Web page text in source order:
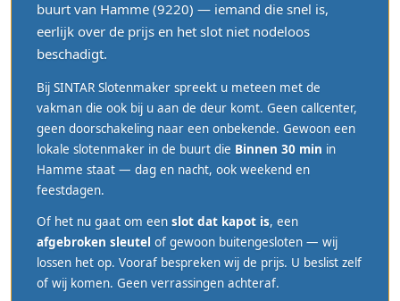
buurt van Hamme (9220) — iemand die snel is,
eerlijk over de prijs en het slot niet nodeloos
beschadigt.
Bij SINTAR Slotenmaker spreekt u meteen met de
vakman die ook bij u aan de deur komt. Geen callcenter,
geen doorschakeling naar een onbekende. Gewoon een
lokale slotenmaker in de buurt die Binnen 30 min in
Hamme staat — dag en nacht, ook weekend en
feestdagen.
Of het nu gaat om een slot dat kapot is, een
afgebroken sleutel of gewoon buitengesloten — wij
lossen het op. Vooraf bespreken wij de prijs. U beslist zelf
of wij komen. Geen verrassingen achteraf.